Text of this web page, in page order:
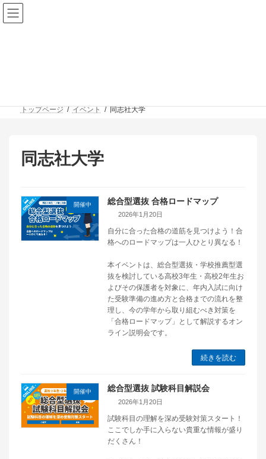
トップページ イベント 同志社大学
同志社大学
開催中 総合型選抜 合格ロードマップ
2026年1月20日
自分に合った合格の道筋を見つけよう！合
格へのロードマップは一人ひとり異なる！
本イベントは、総合型選抜・学校推薦型選
抜を検討している高校3年生・高校2年生お
よびその保護者を対象に、年内入試に向け
た受験準備の進め方と合格までの流れを整
理し、今の学年から取り組むべき対策を
「合格ロードマップ」として解説するオン
ライン説明会です。
続きを読む
開催中 総合型選抜 試験科目解説会
2026年1月20日
試験科目の理解を深め受験対策スタート！
ここでしか手に入らない貴重な情報が盛り
だくさん！